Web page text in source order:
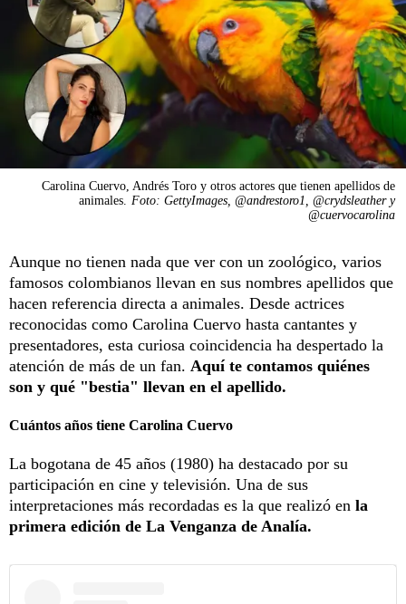
Carolina Cuervo, Andrés Toro y otros actores que tienen apellidos de
animales.
Foto: GettyImages, @andrestoro1, @crydsleather y
@cuervocarolina
Aunque no tienen nada que ver con un zoológico, varios
famosos colombianos llevan en sus nombres apellidos que
hacen referencia directa a animales. Desde actrices
reconocidas como Carolina Cuervo hasta cantantes y
presentadores, esta curiosa coincidencia ha despertado la
atención de más de un fan. Aquí te contamos quiénes
son y qué "bestia" llevan en el apellido.
Cuántos años tiene Carolina Cuervo
La bogotana de 45 años (1980) ha destacado por su
participación en cine y televisión. Una de sus
interpretaciones más recordadas es la que realizó en la
primera edición de La Venganza de Analía.